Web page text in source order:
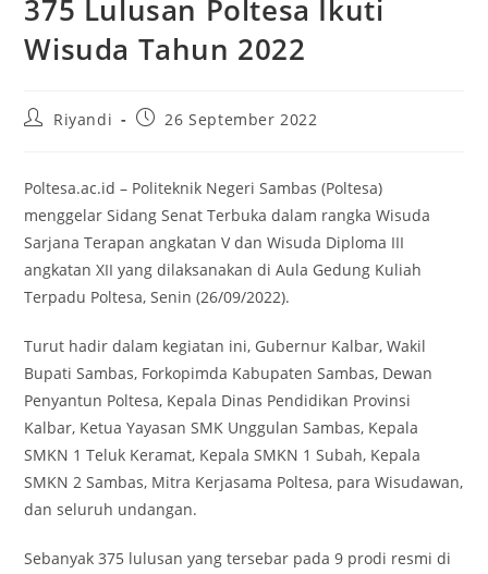
375 Lulusan Poltesa Ikuti
Wisuda Tahun 2022
Riyandi 26 September 2022
Poltesa.ac.id – Politeknik Negeri Sambas (Poltesa)
menggelar Sidang Senat Terbuka dalam rangka Wisuda
Sarjana Terapan angkatan V dan Wisuda Diploma III
angkatan XII yang dilaksanakan di Aula Gedung Kuliah
Terpadu Poltesa, Senin (26/09/2022).
Turut hadir dalam kegiatan ini, Gubernur Kalbar, Wakil
Bupati Sambas, Forkopimda Kabupaten Sambas, Dewan
Penyantun Poltesa, Kepala Dinas Pendidikan Provinsi
Kalbar, Ketua Yayasan SMK Unggulan Sambas, Kepala
SMKN 1 Teluk Keramat, Kepala SMKN 1 Subah, Kepala
SMKN 2 Sambas, Mitra Kerjasama Poltesa, para Wisudawan,
dan seluruh undangan.
Sebanyak 375 lulusan yang tersebar pada 9 prodi resmi di